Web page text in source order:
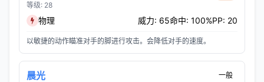
等级: 28
物理 威力: 65命中: 100%PP: 20
以敏捷的动作瞄准对手的脚进行攻击。会降低对手的速度。
晨光 一般